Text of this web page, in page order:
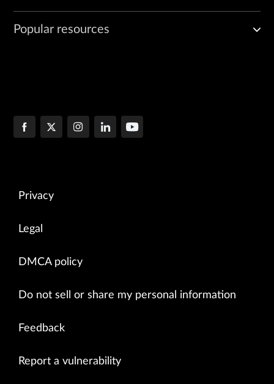
Popular resources
Privacy
Legal
DMCA policy
Do not sell or share my personal information
Feedback
Report a vulnerability